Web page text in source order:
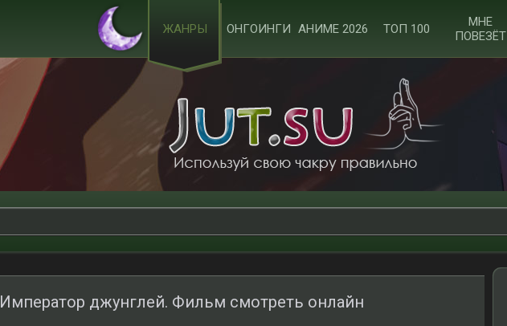
ЖАНРЫ ОНГОИНГИ АНИМЕ 2026 ТОП 100
МНЕ
ПОВЕЗЁТ
Император джунглей. Фильм смотреть онлайн